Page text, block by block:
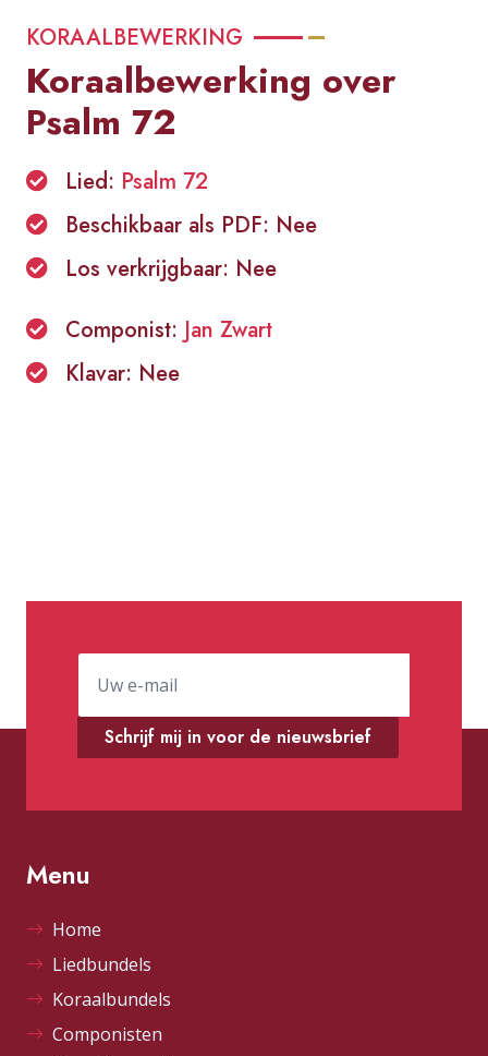
KORAALBEWERKING
Koraalbewerking over
Psalm 72
Lied: Psalm 72
Beschikbaar als PDF: Nee
Los verkrijgbaar: Nee
Componist: Jan Zwart
Klavar: Nee
Schrijf mij in voor de nieuwsbrief
Menu
Home
Liedbundels
Koraalbundels
Componisten